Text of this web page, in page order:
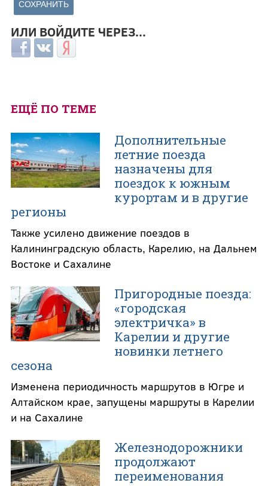
ИЛИ ВОЙДИТЕ ЧЕРЕЗ...
Login with Facebook
Login with ВКонтакте
Login with Яндекс
ЕЩЁ ПО ТЕМЕ
Дополнительные
летние поезда
назначены для
поездок к южным
курортам и в другие
регионы
Также усилено движение поездов в
Калининградскую область, Карелию, на Дальнем
Востоке и Сахалине
Пригородные поезда:
«городская
электричка» в
Карелии и другие
новинки летнего
сезона
Изменена периодичность маршрутов в Югре и
Алтайском крае, запущены маршруты в Карелии
и на Сахалине
Железнодорожники
продолжают
переименования